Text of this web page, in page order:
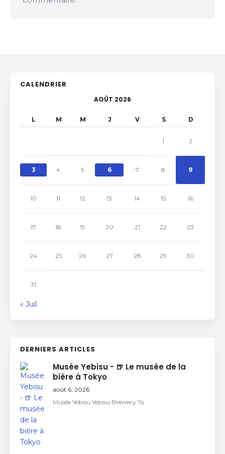
CALENDRIER
AOÛT 2026
L M M J V S D
1 2
3 4 5 6 7 8 9
10 11 12 13 14 15 16
17 18 19 20 21 22 23
24 25 26 27 28 29 30
31
« Juil
DERNIERS ARTICLES
Musée Yebisu - 🍺 Le musée de la
bière à Tokyo
août 6, 2026
Musée Yebisu Yebisu Brewery To